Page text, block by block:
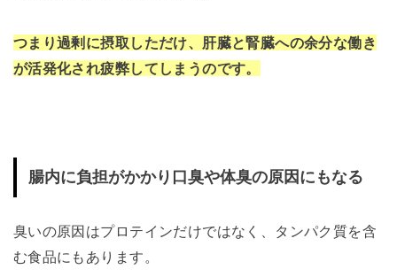
つまり過剰に摂取しただけ、肝臓と腎臓への余分な働き
が活発化され疲弊してしまうのです。
腸内に負担がかかり口臭や体臭の原因にもなる
臭いの原因はプロテインだけではなく、タンパク質を含
む食品にもあります。